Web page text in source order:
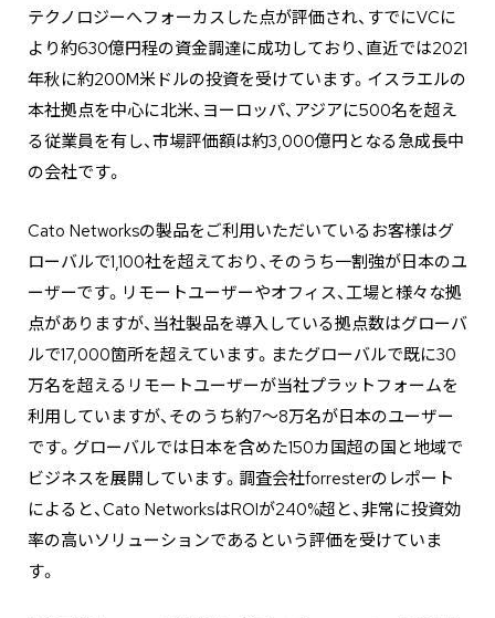
テクノロジーへフォーカスした点が評価され、すでにVCに
より約630億円程の資金調達に成功しており、直近では2021
年秋に約200M米ドルの投資を受けています。イスラエルの
本社拠点を中心に北米、ヨーロッパ、アジアに500名を超え
る従業員を有し、市場評価額は約3,000億円となる急成長中
の会社です。
Cato Networksの製品をご利用いただいているお客様はグ
ローバルで1,100社を超えており、そのうち一割強が日本のユ
ーザーです。リモートユーザーやオフィス、工場と様々な拠
点がありますが、当社製品を導入している拠点数はグローバ
ルで17,000箇所を超えています。またグローバルで既に30
万名を超えるリモートユーザーが当社プラットフォームを
利用していますが、そのうち約7〜8万名が日本のユーザー
です。グローバルでは日本を含めた150カ国超の国と地域で
ビジネスを展開しています。調査会社forresterのレポート
によると、Cato NetworksはROIが240%超と、非常に投資効
率の高いソリューションであるという評価を受けていま
す。